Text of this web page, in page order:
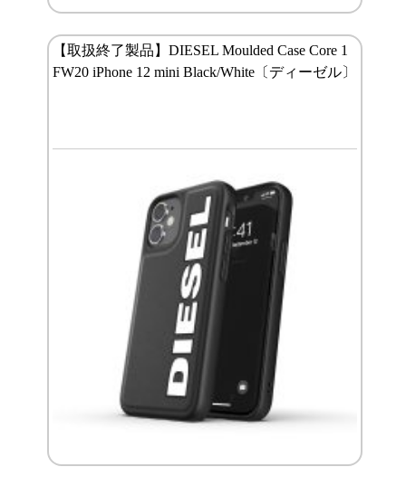
【取扱終了製品】DIESEL Moulded Case Core 1
FW20 iPhone 12 mini Black/White〔ディーゼル〕